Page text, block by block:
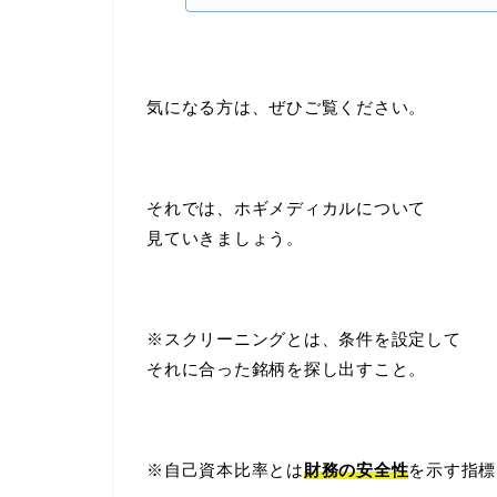
気になる方は、ぜひご覧ください。
それでは、ホギメディカルについて
見ていきましょう。
※スクリーニングとは、条件を設定して
それに合った銘柄を探し出すこと。
※自己資本比率とは財務の安全性を示す指